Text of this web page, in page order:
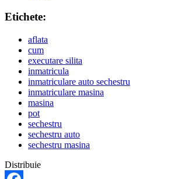
Etichete:
aflata
cum
executare silita
inmatricula
inmatriculare auto sechestru
inmatriculare masina
masina
pot
sechestru
sechestru auto
sechestru masina
Distribuie